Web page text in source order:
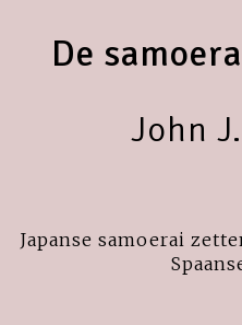
De
John
Japanse samoerai